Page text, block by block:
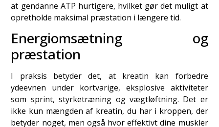
at gendanne ATP hurtigere, hvilket gør det muligt at
opretholde maksimal præstation i længere tid.
Energiomsætning og
præstation
I praksis betyder det, at kreatin kan forbedre
ydeevnen under kortvarige, eksplosive aktiviteter
som sprint, styrketræning og vægtløftning. Det er
ikke kun mængden af kreatin, du har i kroppen, der
betyder noget, men også hvor effektivt dine muskler